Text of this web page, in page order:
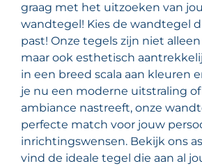
graag met het uitzoeken van
wandtegel! Kies de wandtegel
past! Onze tegels zijn niet
maar ook esthetisch
in een breed scala aan kleuren
je nu een moderne uitstraling
ambiance nastreeft, onze
perfecte match voor jouw
inrichtingswensen. Bekijk ons
vind de ideale tegel die aan al